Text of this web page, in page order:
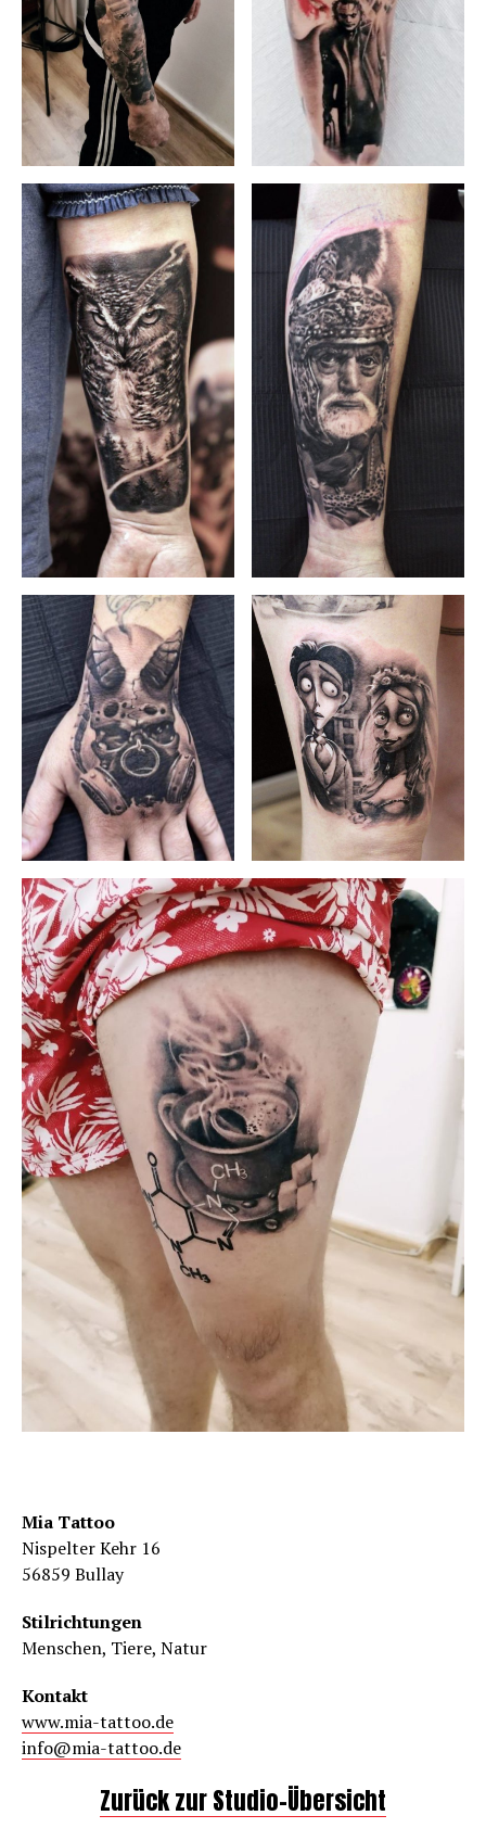
Mia Tattoo
Nispelter Kehr 16
56859 Bullay
Stilrichtungen
Menschen, Tiere, Natur
Kontakt
www.mia-tattoo.de
info@mia-tattoo.de
Zurück zur Studio-Übersicht